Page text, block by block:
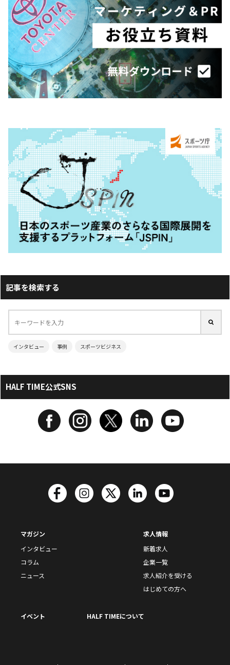
記事を検索する
インタビュー 事例 スポーツビジネス
HALF TIME公式SNS
マガジン
インタビュー
コラム
ニュース
求人情報
新着求人
企業一覧
求人紹介を受ける
はじめての方へ
イベント HALF TIMEについて